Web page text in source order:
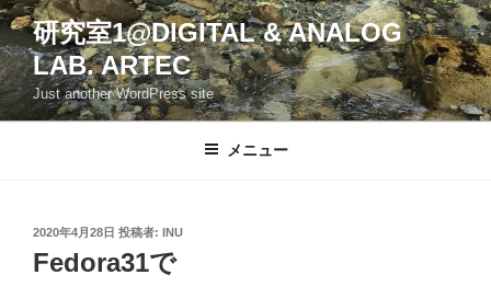
コ
ン
テ
ン
ツ
研究室1@DIGITAL & ANALOG
LAB. ARTEC
Just another WordPress site
メニュー
投
稿
日:
2020年4月28日 投稿者: INU
Fedora31で